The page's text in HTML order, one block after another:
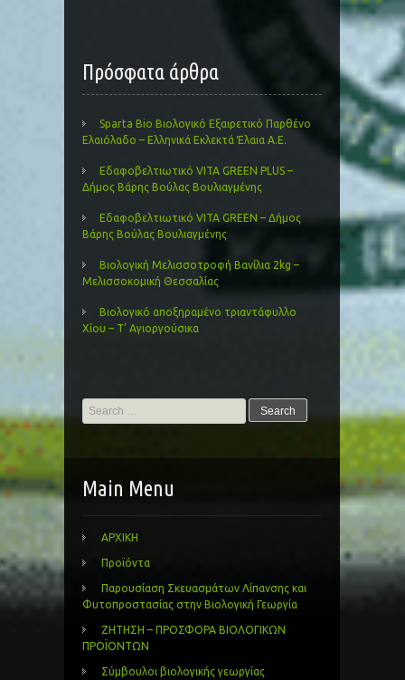
Πρόσφατα άρθρα
Sparta Bio Βιολογικό Εξαιρετικό Παρθένο
Ελαιόλαδο – Ελληνικά Εκλεκτά Έλαια Α.Ε.
Εδαφοβελτιωτικό VITA GREEN PLUS –
Δήμος Βάρης Βούλας Βουλιαγμένης
Εδαφοβελτιωτικό VITA GREEN – Δήμος
Βάρης Βούλας Βουλιαγμένης
Βιολογική Μελισσοτροφή Βανίλια 2kg –
Μελισσοκομική Θεσσαλίας
Βιολογικό αποξηραμένο τριαντάφυλλο
Χίου – Τ’ Αγιοργούσικα
Search
for:
Main Menu
ΑΡΧΙΚΗ
Προϊόντα
Παρουσίαση Σκευασμάτων Λίπανσης και
Φυτοπροστασίας στην Βιολογική Γεωργία
ΖΗΤΗΣΗ – ΠΡΟΣΦΟΡΑ ΒΙΟΛΟΓΙΚΩΝ
ΠΡΟΪΟΝΤΩΝ
Σύμβουλοι βιολογικής γεωργίας